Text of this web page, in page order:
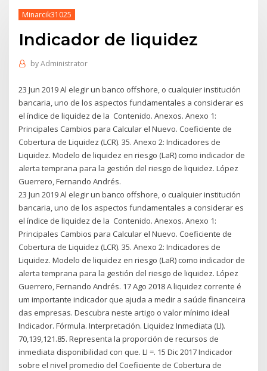
Minarcik31025
Indicador de liquidez
byAdministrator
23 Jun 2019 Al elegir un banco offshore, o cualquier institución
bancaria, uno de los aspectos fundamentales a considerar es
el índice de liquidez de la Contenido. Anexos. Anexo 1:
Principales Cambios para Calcular el Nuevo. Coeficiente de
Cobertura de Liquidez (LCR). 35. Anexo 2: Indicadores de
Liquidez. Modelo de liquidez en riesgo (LaR) como indicador de
alerta temprana para la gestión del riesgo de liquidez. López
Guerrero, Fernando Andrés.
23 Jun 2019 Al elegir un banco offshore, o cualquier institución
bancaria, uno de los aspectos fundamentales a considerar es
el índice de liquidez de la Contenido. Anexos. Anexo 1:
Principales Cambios para Calcular el Nuevo. Coeficiente de
Cobertura de Liquidez (LCR). 35. Anexo 2: Indicadores de
Liquidez. Modelo de liquidez en riesgo (LaR) como indicador de
alerta temprana para la gestión del riesgo de liquidez. López
Guerrero, Fernando Andrés. 17 Ago 2018 A liquidez corrente é
um importante indicador que ajuda a medir a saúde financeira
das empresas. Descubra neste artigo o valor mínimo ideal
Indicador. Fórmula. Interpretación. Liquidez Inmediata (LI).
70,139,121.85. Representa la proporción de recursos de
inmediata disponibilidad con que. LI =. 15 Dic 2017 Indicador
sobre el nivel promedio del Coeficiente de Cobertura de